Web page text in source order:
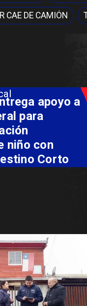
CAE DE CAMIÓN
apoyo a
para
niño con
Corto